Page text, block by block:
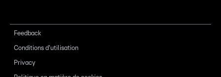
Feedback
Conditions d'utilisation
Privacy